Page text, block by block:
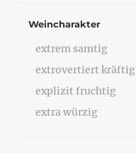
Weincharakter
extrem samtig
extrovertiert kräftig
explizit fruchtig
extra würzig